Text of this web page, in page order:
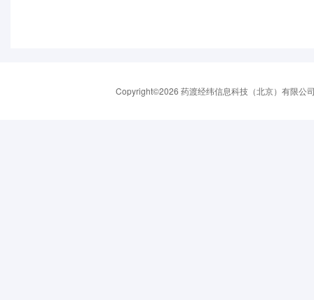
Copyright©2026 药渡经纬信息科技（北京）有限公